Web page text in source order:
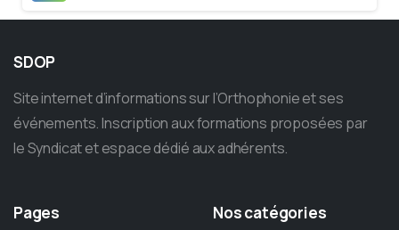
SDOP
Site internet d’informations sur l’Orthophonie et ses
événements. Inscription aux formations proposées par
le Syndicat et espace dédié aux adhérents.
Pages Noscatégories